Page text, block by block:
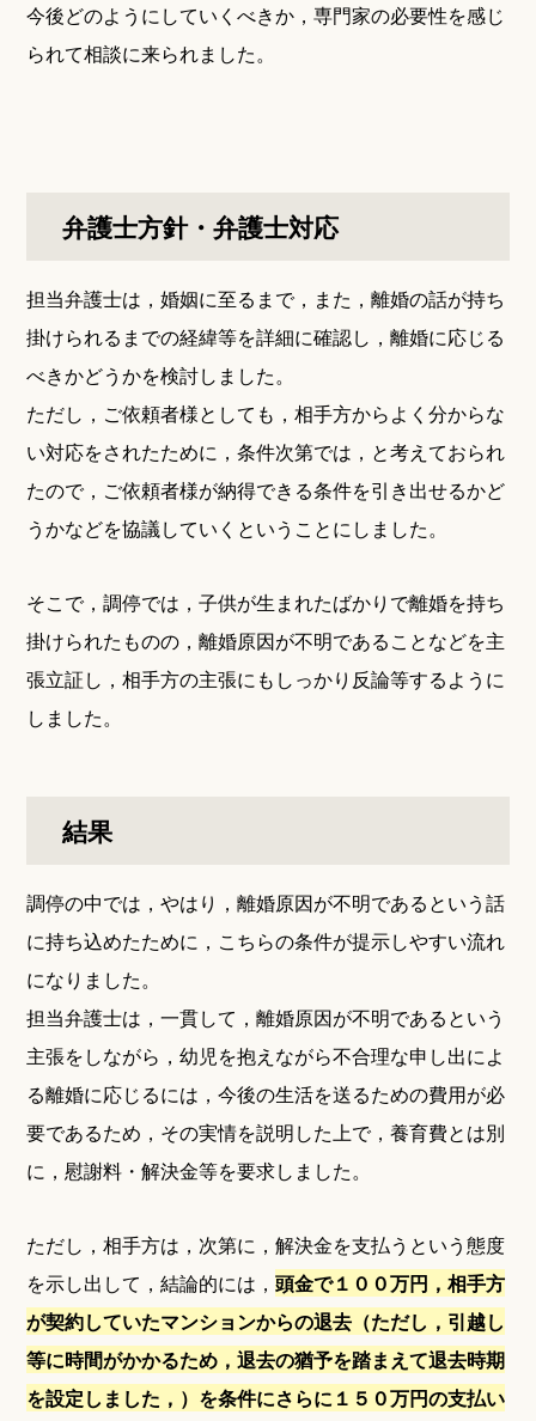
今後どのようにしていくべきか，専門家の必要性を感じ
られて相談に来られました。
弁護士方針・弁護士対応
担当弁護士は，婚姻に至るまで，また，離婚の話が持ち
掛けられるまでの経緯等を詳細に確認し，離婚に応じる
べきかどうかを検討しました。
ただし，ご依頼者様としても，相手方からよく分からな
い対応をされたために，条件次第では，と考えておられ
たので，ご依頼者様が納得できる条件を引き出せるかど
うかなどを協議していくということにしました。
そこで，調停では，子供が生まれたばかりで離婚を持ち
掛けられたものの，離婚原因が不明であることなどを主
張立証し，相手方の主張にもしっかり反論等するように
しました。
結果
調停の中では，やはり，離婚原因が不明であるという話
に持ち込めたために，こちらの条件が提示しやすい流れ
になりました。
担当弁護士は，一貫して，離婚原因が不明であるという
主張をしながら，幼児を抱えながら不合理な申し出によ
る離婚に応じるには，今後の生活を送るための費用が必
要であるため，その実情を説明した上で，養育費とは別
に，慰謝料・解決金等を要求しました。
ただし，相手方は，次第に，解決金を支払うという態度
を示し出して，結論的には，頭金で１００万円，相手方
が契約していたマンションからの退去（ただし，引越し
等に時間がかかるため，退去の猶予を踏まえて退去時期
を設定しました，）を条件にさらに１５０万円の支払い